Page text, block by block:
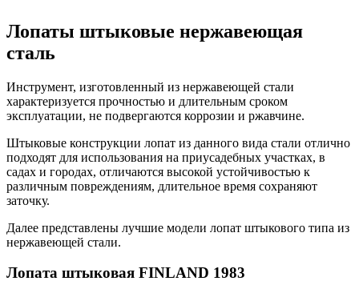
Лопаты штыковые нержавеющая
сталь
Инструмент, изготовленный из нержавеющей стали
характеризуется прочностью и длительным сроком
эксплуатации, не подвергаются коррозии и ржавчине.
Штыковые конструкции лопат из данного вида стали отлично
подходят для использования на приусадебных участках, в
садах и городах, отличаются высокой устойчивостью к
различным повреждениям, длительное время сохраняют
заточку.
Далее представлены лучшие модели лопат штыкового типа из
нержавеющей стали.
Лопата штыковая FINLAND 1983